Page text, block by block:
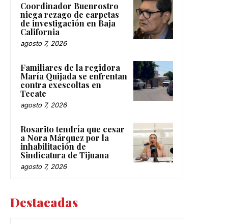
Coordinador Buenrostro
niega rezago de carpetas
de investigación en Baja
California
agosto 7, 2026
Familiares de la regidora
María Quijada se enfrentan
contra exescoltas en
Tecate
agosto 7, 2026
Rosarito tendría que cesar
a Nora Márquez por la
inhabilitación de
Sindicatura de Tijuana
agosto 7, 2026
Destacadas